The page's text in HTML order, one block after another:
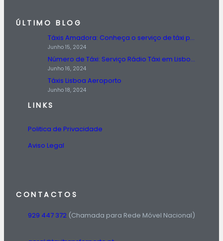
ÚLTIMO BLOG
Táxis Amadora: Conheça o serviço de táxi prestado na região da Amadora.
Junho 15, 2024
Número de Táxi: Serviço Rádio Táxi em Lisboa, Entre em Contato Agora!
Junho 16, 2024
Táxis Lisboa Aeroporto
Junho 18, 2024
LINKS
Politica de Privacidade
Aviso Legal
CONTACTOS
929 447 372 (Chamada para Rede Móvel Nacional)